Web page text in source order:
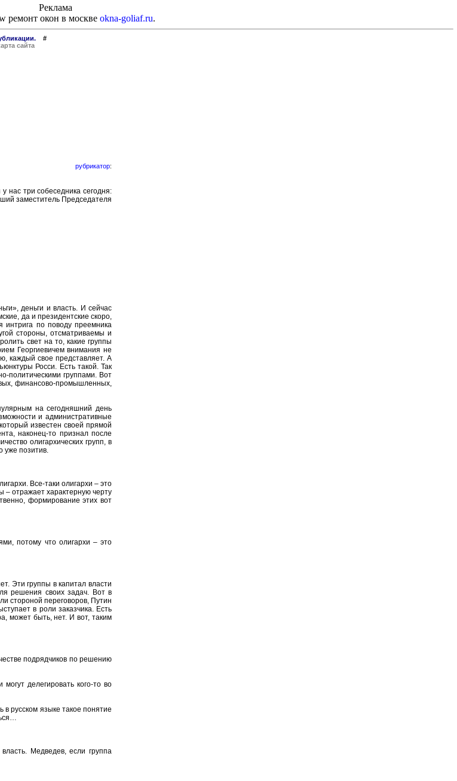
Реклама
ремонт окон в москве okna-goliaf.ru.
#
сайта
рубрикатор:
нас три собеседника сегодня:
заместитель Председателя
деньги и власть. И сейчас
да и президентские скоро,
интрига по поводу преемника
стороны, отсматриваемы и
свет на то, какие группы
Георгиевичем внимания не
каждый свое представляет. А
Росси. Есть такой. Так
политическими группами. Вот
финансово-промышленных,
на сегодняшний день
и административные
известен своей прямой
наконец-то признал после
олигархических групп, в
уже позитив.
Все-таки олигархи – это
– отражает характерную черту
формирование этих вот
потому что олигархи – это
Эти группы в капитал власти
решения своих задач. Вот в
стороной переговоров, Путин
в роли заказчика. Есть
может быть, нет. И вот, таким
подрядчиков по решению
делегировать кого-то во
в русском языке такое понятие
Медведев, если группа